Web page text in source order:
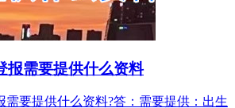
报需要提供什么资料
需要提供什么资料?答：需要提供：出生